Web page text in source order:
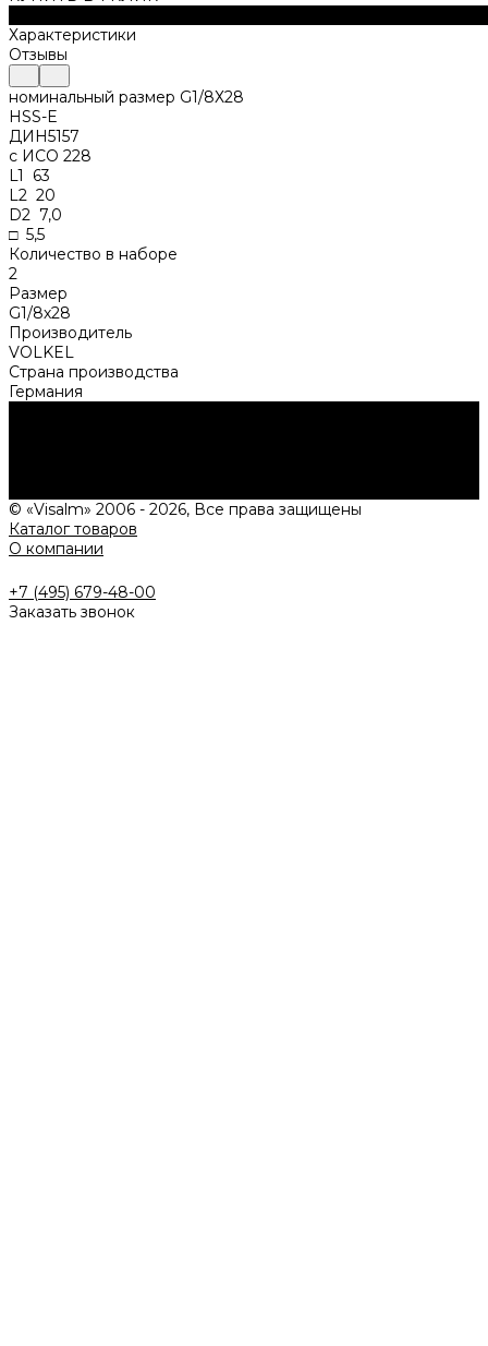
Характеристики
Отзывы
номинальный размер G1/8Х28
HSS-E
ДИН5157
с ИСО 228
L1 63
L2 20
D2 7,0
□ 5,5
Количество в наборе
2
Размер
G1/8х28
Производитель
VOLKEL
Страна производства
Германия
© «Visalm» 2006 - 2026, Все права защищены
Каталог товаров
О компании
+7 (495) 679-48-00
Заказать звонок